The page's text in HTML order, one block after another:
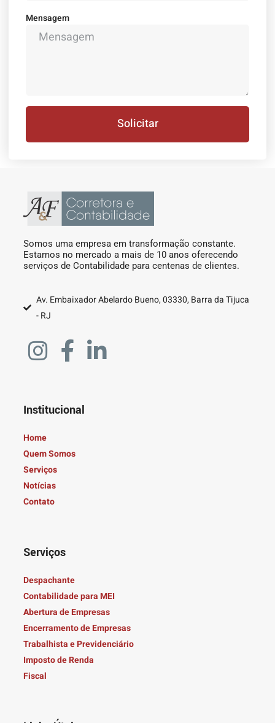
Mensagem
Solicitar
Somos uma empresa em transformação constante.
Estamos no mercado a mais de 10 anos oferecendo
serviços de Contabilidade para centenas de clientes.
Av. Embaixador Abelardo Bueno, 03330, Barra da Tijuca
- RJ
Institucional
Home
Quem Somos
Serviços
Notícias
Contato
Serviços
Despachante
Contabilidade para MEI
Abertura de Empresas
Encerramento de Empresas
Trabalhista e Previdenciário
Imposto de Renda
Fiscal